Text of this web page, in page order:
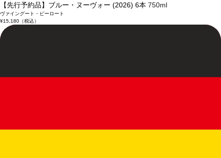
【先行予約品】ブルー・ヌーヴォー (2026) 6本 750ml
ヴァイングート・ピーロート
¥15,180（税込）